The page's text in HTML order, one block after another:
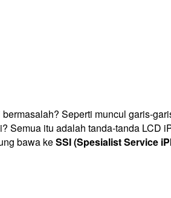
Seperti muncul garis-
Semua itu adalah tanda-tanda LCD
bawa keSSI (Spesialist Service